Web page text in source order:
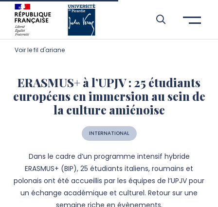
Aller à l’entête de page
Aller au menu principale
Aller au contenu principal
Aller à la recherche
Passer aux cookies
Aller au pied de page
Voir le fil d'ariane
ERASMUS+ à l’UPJV : 25 étudiants
européens en immersion au sein de
la culture amiénoise
INTERNATIONAL
Dans le cadre d’un programme intensif hybride
ERASMUS+ (BIP), 25 étudiants italiens, roumains et
polonais ont été accueillis par les équipes de l’UPJV pour
un échange académique et culturel. Retour sur une
semaine riche en évènements.